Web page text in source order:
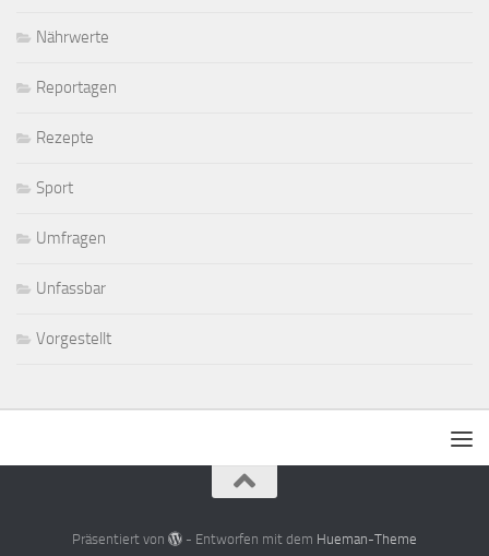
Nährwerte
Reportagen
Rezepte
Sport
Umfragen
Unfassbar
Vorgestellt
Präsentiert von - Entworfen mit dem Hueman-Theme